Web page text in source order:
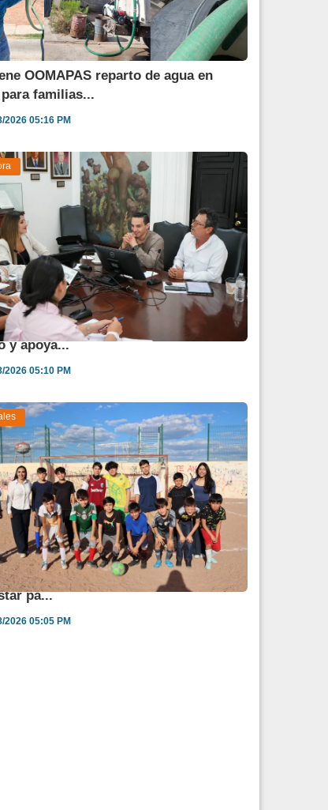
OOMAPAS reparto de agua en
familias...
05:16 PM
Sonora 850 mdp para fortalecer al
y apoya...
05:10 PM
Burgos impulsa jornada de salud y
pa...
05:05 PM